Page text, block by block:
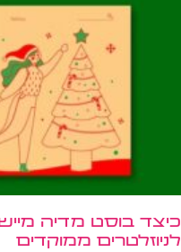
כיצד בוסט מדיה
לניוזלטרים ממוקדים